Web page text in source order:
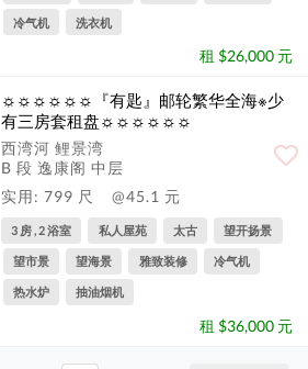
冷气机 洗衣机
租 $26,000 元
☼☼☼☼☼☼『有匙』邮轮繁华全海※少
有三房套租盘☼☼☼☼☼☼
西湾河 鲤景湾
B 段 逸康阁 中层
实用: 799 尺
@45.1 元
3 房 , 2 浴室 私人屋苑 太古 望开扬景
望市景 望海景 雅致装修 冷气机
热水炉 抽油烟机
租 $36,000 元